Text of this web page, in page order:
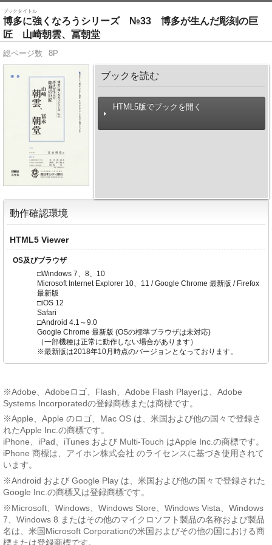
ブックタイトル
博多に強くなろうシリーズ №33 博多が生んだ彫刻の巨
匠 山崎朝雲、冨朝堂
総ページ数 8P
ブックを読む
HTML5版でブックを開く
動作確認環境
HTML5 Viewer
OS及びブラウザ
□Windows 7、8、10
Microsoft Internet Explorer 10、11 / Google Chrome 最新版 / Firefox
最新版
□iOS 12
Safari
□Android 4.1～9.0
Google Chrome 最新版 (OSの標準ブラウザは未対応)
（一部機種は正常に動作しない場合があります）
※最新版は2018年10月時点のバージョンとなっております。
※Adobe、Adobeロゴ、Flash、Adobe Flash Playerは、Adobe
Systems Incorporatedの登録商標または商標です。
※Apple、Apple のロゴ、Mac OS は、米国および他の国々で登録さ
れたApple Inc.の商標です。
iPhone、iPad、iTunes および Multi-Touch はApple Inc.の商標です。
iPhone 商標は、アイホン株式会社 のライセンスに基づき使用されて
います。
※Android および Google Play は、米国および他の国々で登録された
Google Inc.の商標又は登録商標です。
※Microsoft、Windows、Windows Store、Windows Vista、Windows
7、Windows 8 またはその他のマイクロソフト製品の名称および製品
名は、米国Microsoft Corporationの米国およびその他の国における商
標または登録商標です。